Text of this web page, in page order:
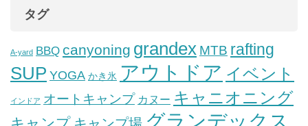
タグ
A-yard BBQ canyoning grandex MTB rafting
SUP YOGA かき氷 アウトドア イベント
インドア オートキャンプ カヌー キャニオニング
キャンプ グランデックス